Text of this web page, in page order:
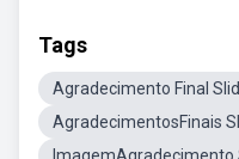
Tags
Agradecimento Final
AgradecimentosFinais